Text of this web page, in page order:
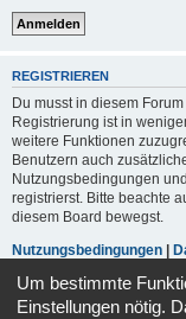
REGISTRIEREN
Du musst in diesem
Registrierung ist in
weitere Funktionen
Benutzern auch
Nutzungsbedingungen
registrierst. Bitte beachte
diesem Board bewegst.
Nutzungsbedingungen
Registrieren
Um bestimmte
Einstellungen nötig.